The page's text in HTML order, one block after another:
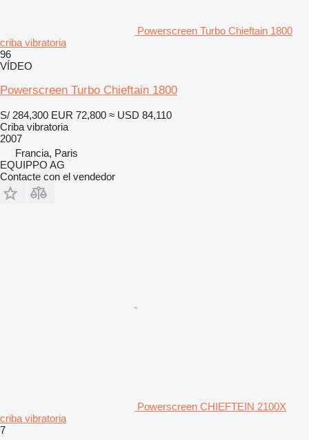
Powerscreen Turbo Chieftain 1800
criba vibratoria
96
VÍDEO
Powerscreen Turbo Chieftain 1800
S/ 284,300 EUR 72,800 ≈ USD 84,110
Criba vibratoria
2007
Francia, Paris
EQUIPPO AG
Contacte con el vendedor
Powerscreen CHIEFTEIN 2100X
criba vibratoria
7